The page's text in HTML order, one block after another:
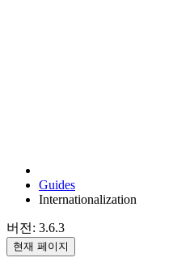
Guides
Internationalization
버전: 3.6.3
현재 페이지